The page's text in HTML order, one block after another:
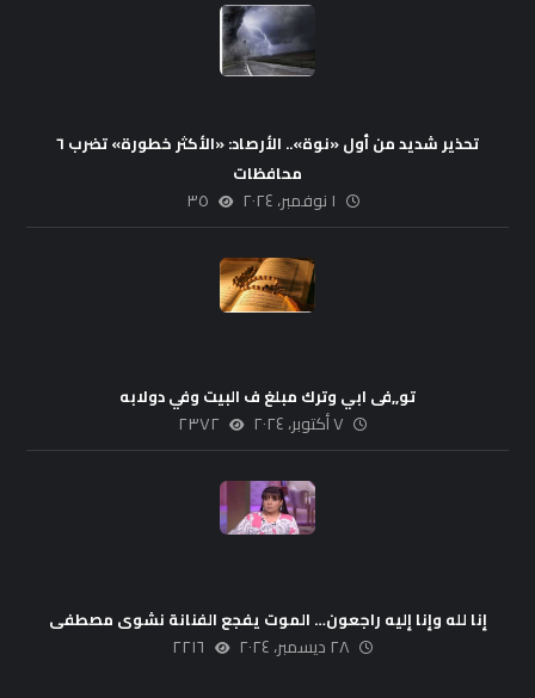
تحذير شديد من أول «نوة».. الأرصاد: «الأكثر خطورة» تضرب ٦
محافظات
١ نوفمبر، ٢٠٢٤ ٣٥
تو,,فى ابي وترك مبلغ ف البيت وفي دولابه
٧ أكتوبر، ٢٠٢٤ ٢٣٧٢
إنا لله وإنا إليه راجعون… الموت يفجع الفنانة نشوى مصطفى
٢٨ ديسمبر، ٢٠٢٤ ٢٢١٦